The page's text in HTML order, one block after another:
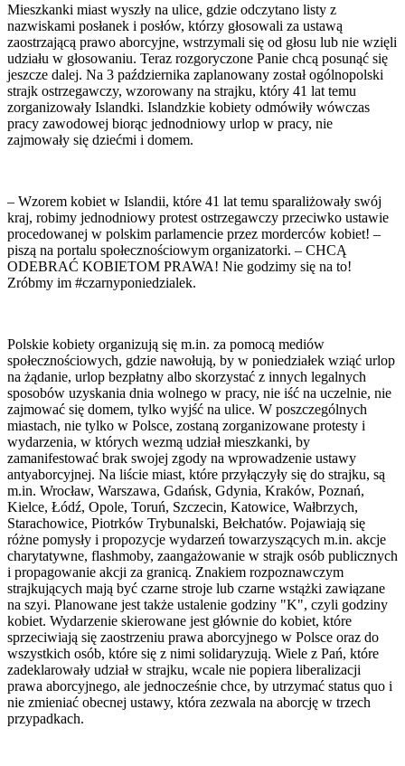
Mieszkanki miast wyszły na ulice, gdzie odczytano listy z
nazwiskami posłanek i posłów, którzy głosowali za ustawą
zaostrzającą prawo aborcyjne, wstrzymali się od głosu lub nie wzięli
udziału w głosowaniu. Teraz rozgoryczone Panie chcą posunąć się
jeszcze dalej. Na 3 października zaplanowany został ogólnopolski
strajk ostrzegawczy, wzorowany na strajku, który 41 lat temu
zorganizowały Islandki. Islandzkie kobiety odmówiły wówczas
pracy zawodowej biorąc jednodniowy urlop w pracy, nie
zajmowały się dziećmi i domem.
– Wzorem kobiet w Islandii, które 41 lat temu sparaliżowały swój
kraj, robimy jednodniowy protest ostrzegawczy przeciwko ustawie
procedowanej w polskim parlamencie przez morderców kobiet! –
piszą na portalu społecznościowym organizatorki. – CHCĄ
ODEBRAĆ KOBIETOM PRAWA! Nie godzimy się na to!
Zróbmy im #czarnyponiedzialek.
Polskie kobiety organizują się m.in. za pomocą mediów
społecznościowych, gdzie nawołują, by w poniedziałek wziąć urlop
na żądanie, urlop bezpłatny albo skorzystać z innych legalnych
sposobów uzyskania dnia wolnego w pracy, nie iść na uczelnie, nie
zajmować się domem, tylko wyjść na ulice. W poszczególnych
miastach, nie tylko w Polsce, zostaną zorganizowane protesty i
wydarzenia, w których wezmą udział mieszkanki, by
zamanifestować brak swojej zgody na wprowadzenie ustawy
antyaborcyjnej. Na liście miast, które przyłączyły się do strajku, są
m.in. Wrocław, Warszawa, Gdańsk, Gdynia, Kraków, Poznań,
Kielce, Łódź, Opole, Toruń, Szczecin, Katowice, Wałbrzych,
Starachowice, Piotrków Trybunalski, Bełchatów. Pojawiają się
różne pomysły i propozycje wydarzeń towarzyszących m.in. akcje
charytatywne, flashmoby, zaangażowanie w strajk osób publicznych
i propagowanie akcji za granicą. Znakiem rozpoznawczym
strajkujących mają być czarne stroje lub czarne wstążki zawiązane
na szyi. Planowane jest także ustalenie godziny "K", czyli godziny
kobiet. Wydarzenie skierowane jest głównie do kobiet, które
sprzeciwiają się zaostrzeniu prawa aborcyjnego w Polsce oraz do
wszystkich osób, które się z nimi solidaryzują. Wiele z Pań, które
zadeklarowały udział w strajku, wcale nie popiera liberalizacji
prawa aborcyjnego, ale jednocześnie chce, by utrzymać status quo i
nie zmieniać obecnej ustawy, która zezwala na aborcję w trzech
przypadkach.